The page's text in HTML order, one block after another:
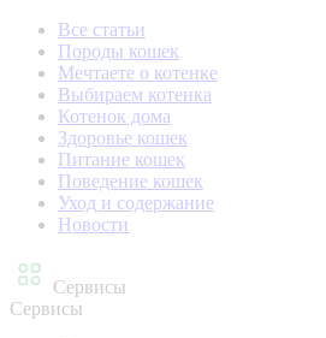
Все статьи
Породы кошек
Мечтаете о котенке
Выбираем котенка
Котенок дома
Здоровье кошек
Питание кошек
Поведение кошек
Уход и содержание
Новости
Сервисы
Сервисы